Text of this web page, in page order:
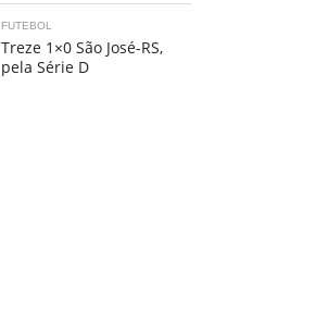
FUTEBOL
Treze 1×0 São José-RS,
pela Série D